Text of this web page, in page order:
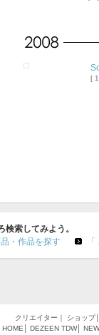
[
検索してみよう。
・作品を探す
クリエイター ｜ ショップ│
HOME
DEZEEN TDW│